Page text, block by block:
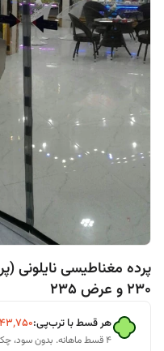
پرده مغناطیسی نایلونی
230 و عرض 235
هر قسط با ترب‌پی:
۴ قسط ماهانه. بدون سود، چک و ضامن.